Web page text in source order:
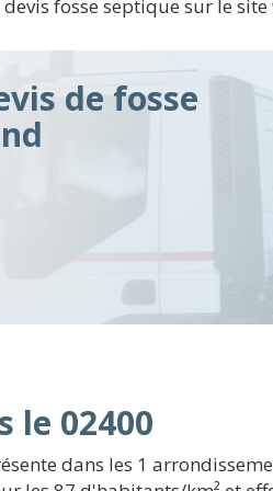
fosse septique sur le
de fosse
le 02400
dans les 1